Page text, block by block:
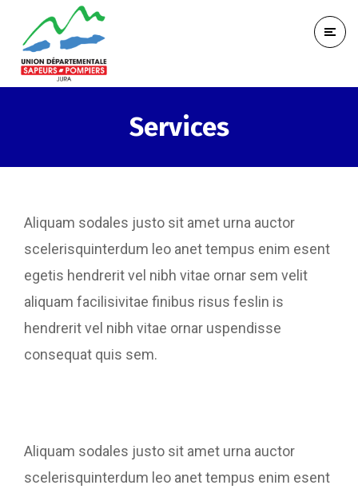
Services
Aliquam sodales justo sit amet urna auctor
scelerisquinterdum leo anet tempus enim esent
egetis hendrerit vel nibh vitae ornar sem velit
aliquam facilisivitae finibus risus feslin is
hendrerit vel nibh vitae ornar uspendisse
consequat quis sem.
Aliquam sodales justo sit amet urna auctor
scelerisquinterdum leo anet tempus enim esent